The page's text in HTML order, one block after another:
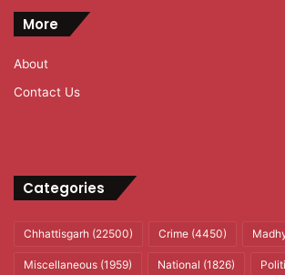
More
About
Contact Us
Categories
Chhattisgarh (22500) Crime (4450)
Miscellaneous (1959) National (1826)